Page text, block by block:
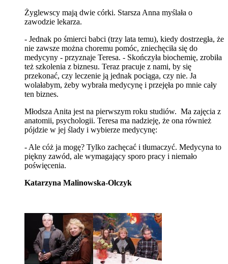
Żyglewscy mają dwie córki. Starsza Anna myślała o
zawodzie lekarza.
- Jednak po śmierci babci (trzy lata temu), kiedy dostrzegła, że
nie zawsze można choremu pomóc, zniechęciła się do
medycyny - przyznaje Teresa. - Skończyła biochemię, zrobiła
też szkolenia z biznesu. Teraz pracuje z nami, by się
przekonać, czy leczenie ją jednak pociąga, czy nie. Ja
wolałabym, żeby wybrała medycynę i przejęła po mnie cały
ten biznes.
Młodsza Anita jest na pierwszym roku studiów. Ma zajęcia z
anatomii, psychologii. Teresa ma nadzieję, że ona również
pójdzie w jej ślady i wybierze medycynę:
- Ale cóż ja mogę? Tylko zachęcać i tłumaczyć. Medycyna to
piękny zawód, ale wymagający sporo pracy i niemało
poświęcenia.
Katarzyna Malinowska-Olczyk